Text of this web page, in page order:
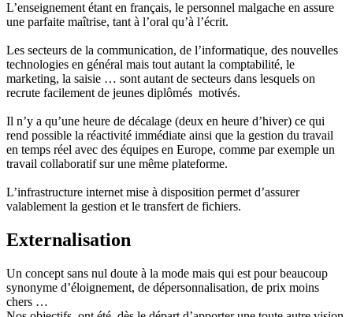
L’enseignement étant en français, le personnel malgache en assure
une parfaite maîtrise, tant à l’oral qu’à l’écrit.
Les secteurs de la communication, de l’informatique, des nouvelles
technologies en général mais tout autant la comptabilité, le
marketing, la saisie … sont autant de secteurs dans lesquels on
recrute facilement de jeunes diplômés motivés.
Il n’y a qu’une heure de décalage (deux en heure d’hiver) ce qui
rend possible la réactivité immédiate ainsi que la gestion du travail
en temps réel avec des équipes en Europe, comme par exemple un
travail collaboratif sur une même plateforme.
L’infrastructure internet mise à disposition permet d’assurer
valablement la gestion et le transfert de fichiers.
Externalisation
Un concept sans nul doute à la mode mais qui est pour beaucoup
synonyme d’éloignement, de dépersonnalisation, de prix moins
chers …